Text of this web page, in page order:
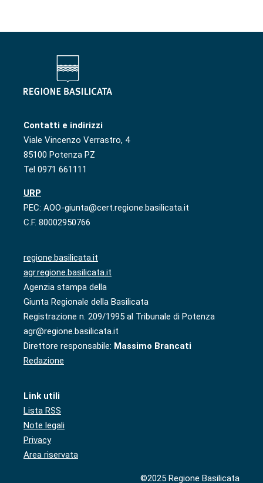
Contatti e indirizzi
Viale Vincenzo Verrastro, 4
85100 Potenza PZ
Tel 0971 661111
URP
PEC: AOO-giunta@cert.regione.basilicata.it
C.F. 80002950766
regione.basilicata.it
agr.regione.basilicata.it
Agenzia stampa della
Giunta Regionale della Basilicata
Registrazione n. 209/1995 al Tribunale di Potenza
agr@regione.basilicata.it
Direttore responsabile: Massimo Brancati
Redazione
Link utili
Lista RSS
Note legali
Privacy
Area riservata
©2025 Regione Basilicata